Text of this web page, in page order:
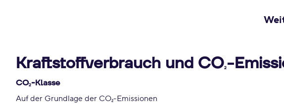
Kraftstoffverbrauch und CO2-
CO2-Klasse
Auf der Grundlage der CO2-Emissionen